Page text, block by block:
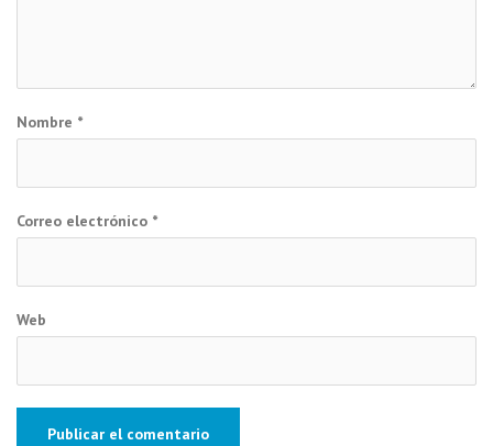
Nombre *
Correo electrónico *
Web